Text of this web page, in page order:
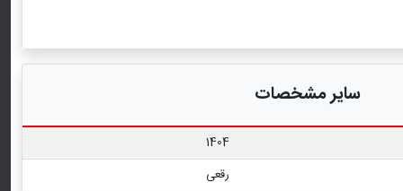
سایر مشخصات
1404
رقعی